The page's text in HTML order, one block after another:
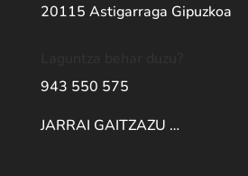
20115 Astigarraga Gipuzkoa
943 550 575
JARRAI GAITZAZU …